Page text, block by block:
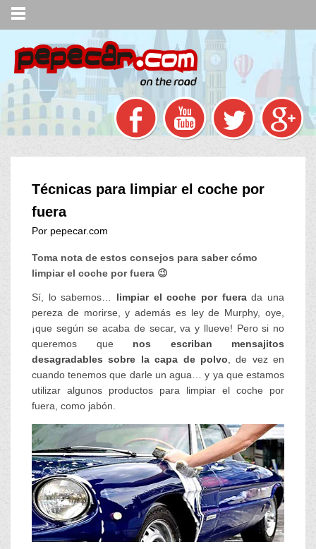
Técnicas para limpiar el coche por
fuera
Por pepecar.com
Toma nota de estos consejos para saber cómo
limpiar el coche por fuera 😉
Sí, lo sabemos… limpiar el coche por fuerada una
pereza de morirse, y además es ley de Murphy, oye,
¡que según se acaba de secar, va y llueve! Pero si no
queremos que nos escriban mensajitos
desagradables sobre la capa de polvo , de vez en
cuando tenemos que darle un agua… y ya que estamos
utilizar algunos productos para limpiar el coche por
fuera, como jabón.